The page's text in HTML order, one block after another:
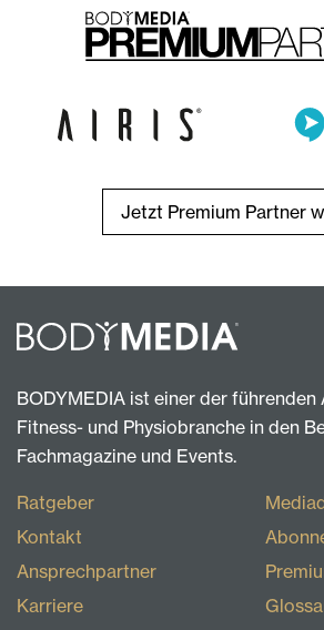
Jetzt Premium Partner
BODYMEDIA ist einer der
Fitness- und Physiobranche in den
Fachmagazine und Events.
Ratgeber
Kontakt
Ansprechpartner
Karriere